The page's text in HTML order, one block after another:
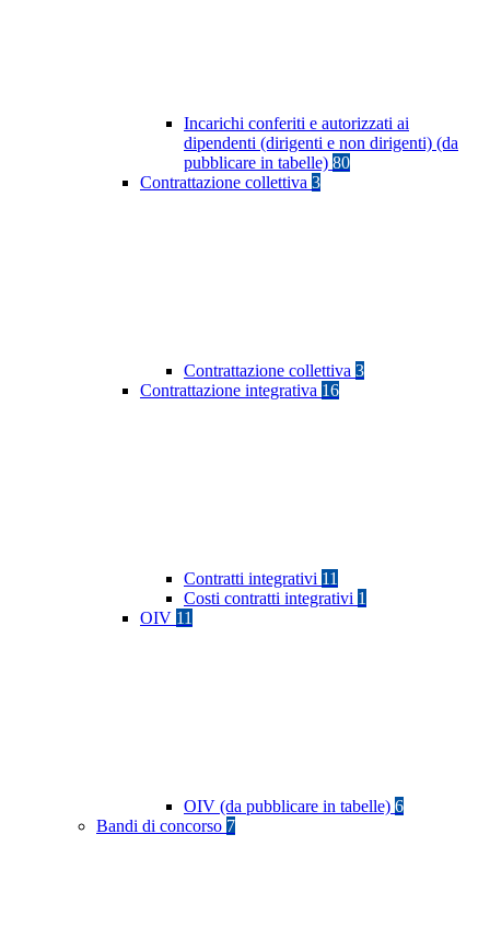
Incarichi conferiti e autorizzati ai
dipendenti (dirigenti e non dirigenti) (da
pubblicare in tabelle) 80
Contrattazione collettiva 3
Contrattazione collettiva 3
Contrattazione integrativa 16
Contratti integrativi 11
Costi contratti integrativi 1
OIV 11
OIV (da pubblicare in tabelle) 6
Bandi di concorso 7